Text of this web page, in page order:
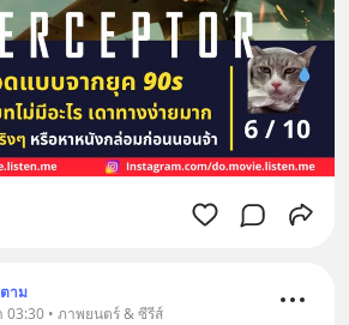
าม
03:30 • ภาพยนตร์ & ซีรีส์